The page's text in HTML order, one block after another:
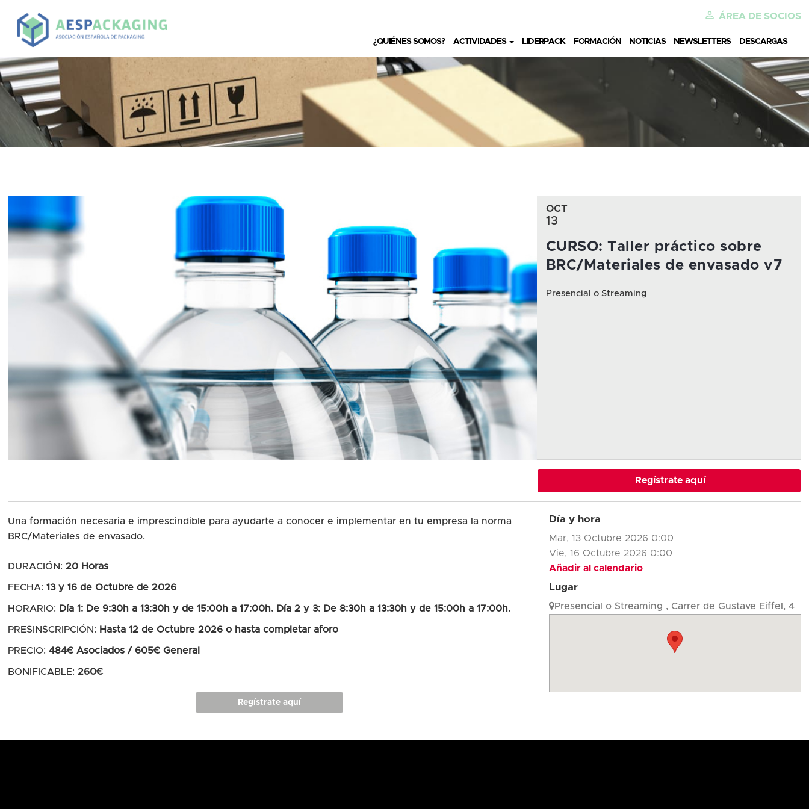
perm_identity ÁREA DE SOCIOS
¿QUIÉNES SOMOS? ACTIVIDADES LIDERPACK FORMACIÓN NOTICIAS NEWSLETTERS DESCARGAS
OCT
13
CURSO: Taller práctico sobre
BRC/Materiales de envasado v7
Presencial o Streaming
Regístrate aquí
Una formación necesaria e imprescindible para ayudarte a conocer e implementar en tu empresa la norma
BRC/Materiales de envasado.
DURACIÓN: 20 Horas
FECHA: 13 y 16 de Octubre de 2026
HORARIO: Día 1: De 9:30h a 13:30h y de 15:00h a 17:00h. Día 2 y 3: De 8:30h a 13:30h y de 15:00h a 17:00h.
PRESINSCRIPCIÓN: Hasta 12 de Octubre 2026 o hasta completar aforo
PRECIO: 484€ Asociados / 605€ General
BONIFICABLE:260€
Regístrate aquí
Día y hora
Mar, 13 Octubre 2026 0:00
Vie, 16 Octubre 2026 0:00
Añadir al calendario
Lugar
Presencial o Streaming , Carrer de Gustave Eiffel, 4